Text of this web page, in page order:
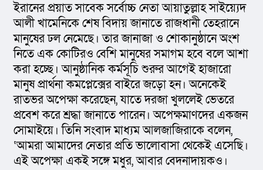
ইরানের প্রয়াত সাবেক সর্বোচ্চ নেতা আয়াতুল্লাহ সাইয়্যেদ
আলী খামেনিকে শেষ বিদায় জানাতে রাজধানী তেহরানে
মানুষের ঢল নেমেছে। তার জানাজা ও শোকানুষ্ঠানে অংশ
নিতে এক কোটিরও বেশি মানুষের সমাগম হবে বলে আশা
করা হচ্ছে। আনুষ্ঠানিক কর্মসূচি শুরুর আগেই হাজারো
মানুষ প্রার্থনা কমপ্লেক্সের বাইরে জড়ো হন। অনেকেই
রাতভর অপেক্ষা করেছেন, যাতে দরজা খুললেই ভেতরে
প্রবেশ করে শ্রদ্ধা জানাতে পারেন। অপেক্ষমাণদের একজন
সোমাইয়ে। তিনি সংবাদ মাধ্যম আলজাজিরাকে বলেন,
‘আমরা আমাদের নেতার প্রতি ভালোবাসা থেকেই এসেছি।
এই অপেক্ষা একই সঙ্গে মধুর, আবার বেদনাদায়কও।